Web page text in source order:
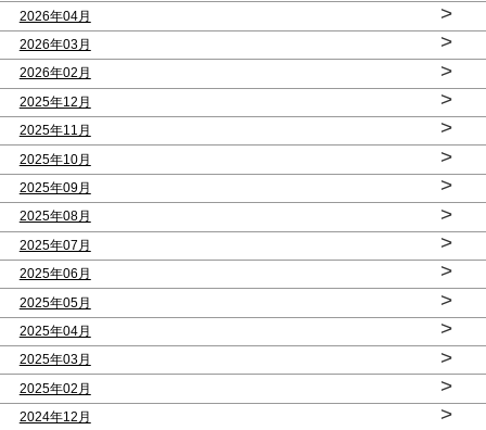
2026年04月 >
2026年03月 >
2026年02月 >
2025年12月 >
2025年11月 >
2025年10月 >
2025年09月 >
2025年08月 >
2025年07月 >
2025年06月 >
2025年05月 >
2025年04月 >
2025年03月 >
2025年02月 >
2024年12月 >